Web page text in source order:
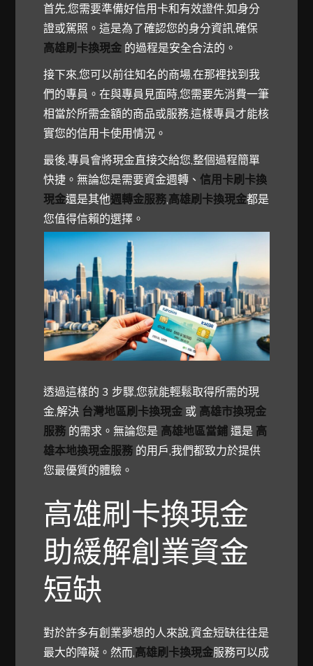
首先,您需要準備好信用卡和有效證件,如身分
證或駕照。這是為了確認您的身分資訊,確保
高雄刷卡換現金 的過程是安全合法的。
接下來,您可以前往知名的商場,在那裡找到我
們的專員。在與專員見面時,您需要先消費一筆
相當於所需金額的商品或服務,這樣專員才能核
實您的信用卡使用情況。
最後,專員會將現金直接交給您,整個過程簡單
快捷。無論您是需要資金週轉、 信用卡刷卡換
現金還是其他週轉金服務 高雄刷卡換現金都是
您值得信賴的選擇。
透過這樣的 3 步驟,您就能輕鬆取得所需的現
金,解決 台灣地區刷卡換現金 或 高雄市換現金
服務 的需求。無論您是 高雄地區當鋪 還是 高
雄本地換現金服務 的用戶,我們都致力於提供
您最優質的體驗。
高雄刷卡換現金
助緩解創業資金
短缺
對於許多有創業夢想的人來說,資金短缺往往是
最大的障礙。然而, 高雄刷卡換現金服務可以成